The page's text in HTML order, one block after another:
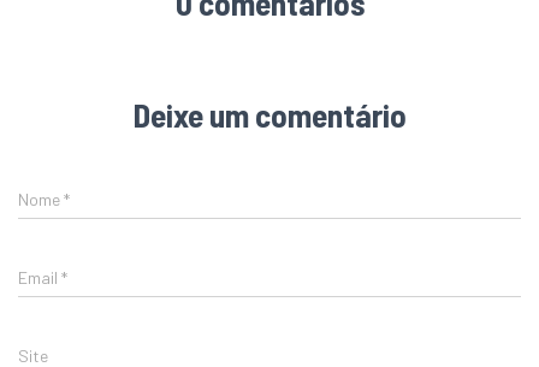
Deixe um comentário
Nome*
Email *
Site